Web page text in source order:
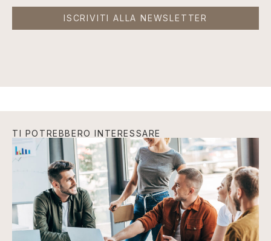
ISCRIVITI ALLA NEWSLETTER
TI POTREBBERO INTERESSARE